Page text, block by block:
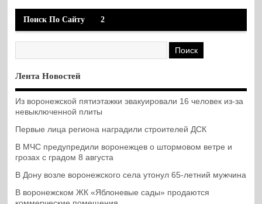
Поиск По Сайту 2
Лента Новостей
Из воронежской пятиэтажки эвакуировали 16 человек из-за
невыключенной плиты
Первые лица региона наградили строителей ДСК
В МЧС предупредили воронежцев о штормовом ветре и
грозах с градом 8 августа
В Дону возле воронежского села утонул 65-летний мужчина
В воронежском ЖК «Яблоневые сады» продаются